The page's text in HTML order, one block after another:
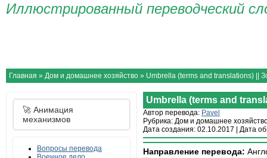
Иллюстрированный переводческий
Главная » Дом и домашнее хозяйство » Umbrella (terms and translations) ||
🚀 Анимация
механизмов
Вопросы перевода
Umbrella (terms and
Автор перевода: Pavel
Рубрика: Дом и домашнее
Дата создания: 02.10.2017
Дата
Направление перевода: